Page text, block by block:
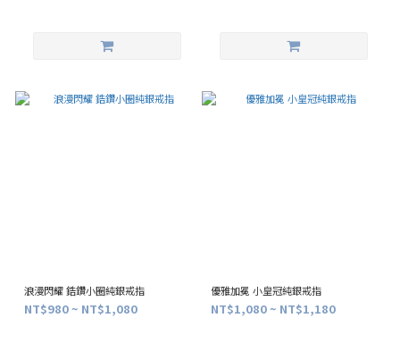
浪漫閃耀 鋯鑽小圈純銀戒指
NT$980 ~ NT$1,080
優雅加冕 小皇冠純銀戒指
NT$1,080 ~ NT$1,180